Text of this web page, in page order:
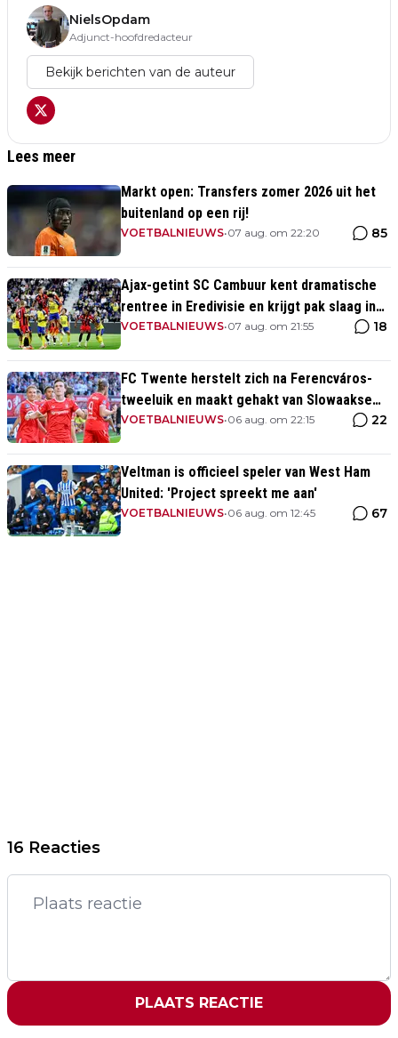
NielsOpdam
Adjunct-hoofdredacteur
Bekijk berichten van de auteur
Lees meer
Markt open: Transfers zomer 2026 uit het
buitenland op een rij!
VOETBALNIEUWS•07 aug. om 22:20 85
Ajax-getint SC Cambuur kent dramatische
rentree in Eredivisie en krijgt pak slaag in
eigen huis
VOETBALNIEUWS•07 aug. om 21:55 18
FC Twente herstelt zich na Ferencváros-
tweeluik en maakt gehakt van Slowaakse
opponent
VOETBALNIEUWS•06 aug. om 22:15 22
Veltman is officieel speler van West Ham
United: 'Project spreekt me aan'
VOETBALNIEUWS•06 aug. om 12:45 67
16 Reacties
PLAATS REACTIE